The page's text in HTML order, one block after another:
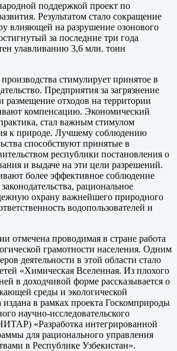
поддержкой проект по
Результатом стало сокращение
влияющей на разрушение озонового
за последние три года
улавливанию 3,6 млн. тонн
стимулирует принятое в
Предприятия за загрязнение
отходов на территории
компенсацию. Экономический
стал важным стимулом
к природе. Лучшему соблюдению
способствуют принятые в
республики постановления о
и выдаче на эти цели разрешений.
более эффективное соблюдение
рациональное
охрану важнейшего природного
водопользователей и
отмечена проводимая в стране работа
грамотности населения. Одним
деятельности в этой области стало
«Химическая Вселенная. Из плохого
в доходчивой форме рассказывается о
среды и экологической
издана в рамках проекта Госкомприроды
научно-исследовательского
«Разработка интегрированной
для рационального управления
в Республике Узбекистан».